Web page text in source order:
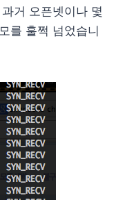
거 오픈넷이나 몇
를 훌쩍 넘었습니